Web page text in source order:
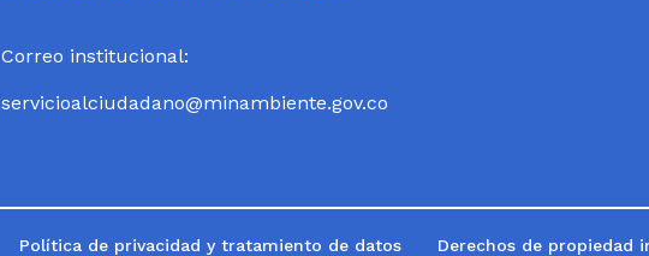
Correo institucional:
servicioalciudadano@minambiente.gov.co
Política de privacidad y tratamiento de datos Derechos de propiedad